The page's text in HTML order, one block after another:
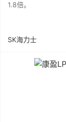
1.8倍。
SK海力士